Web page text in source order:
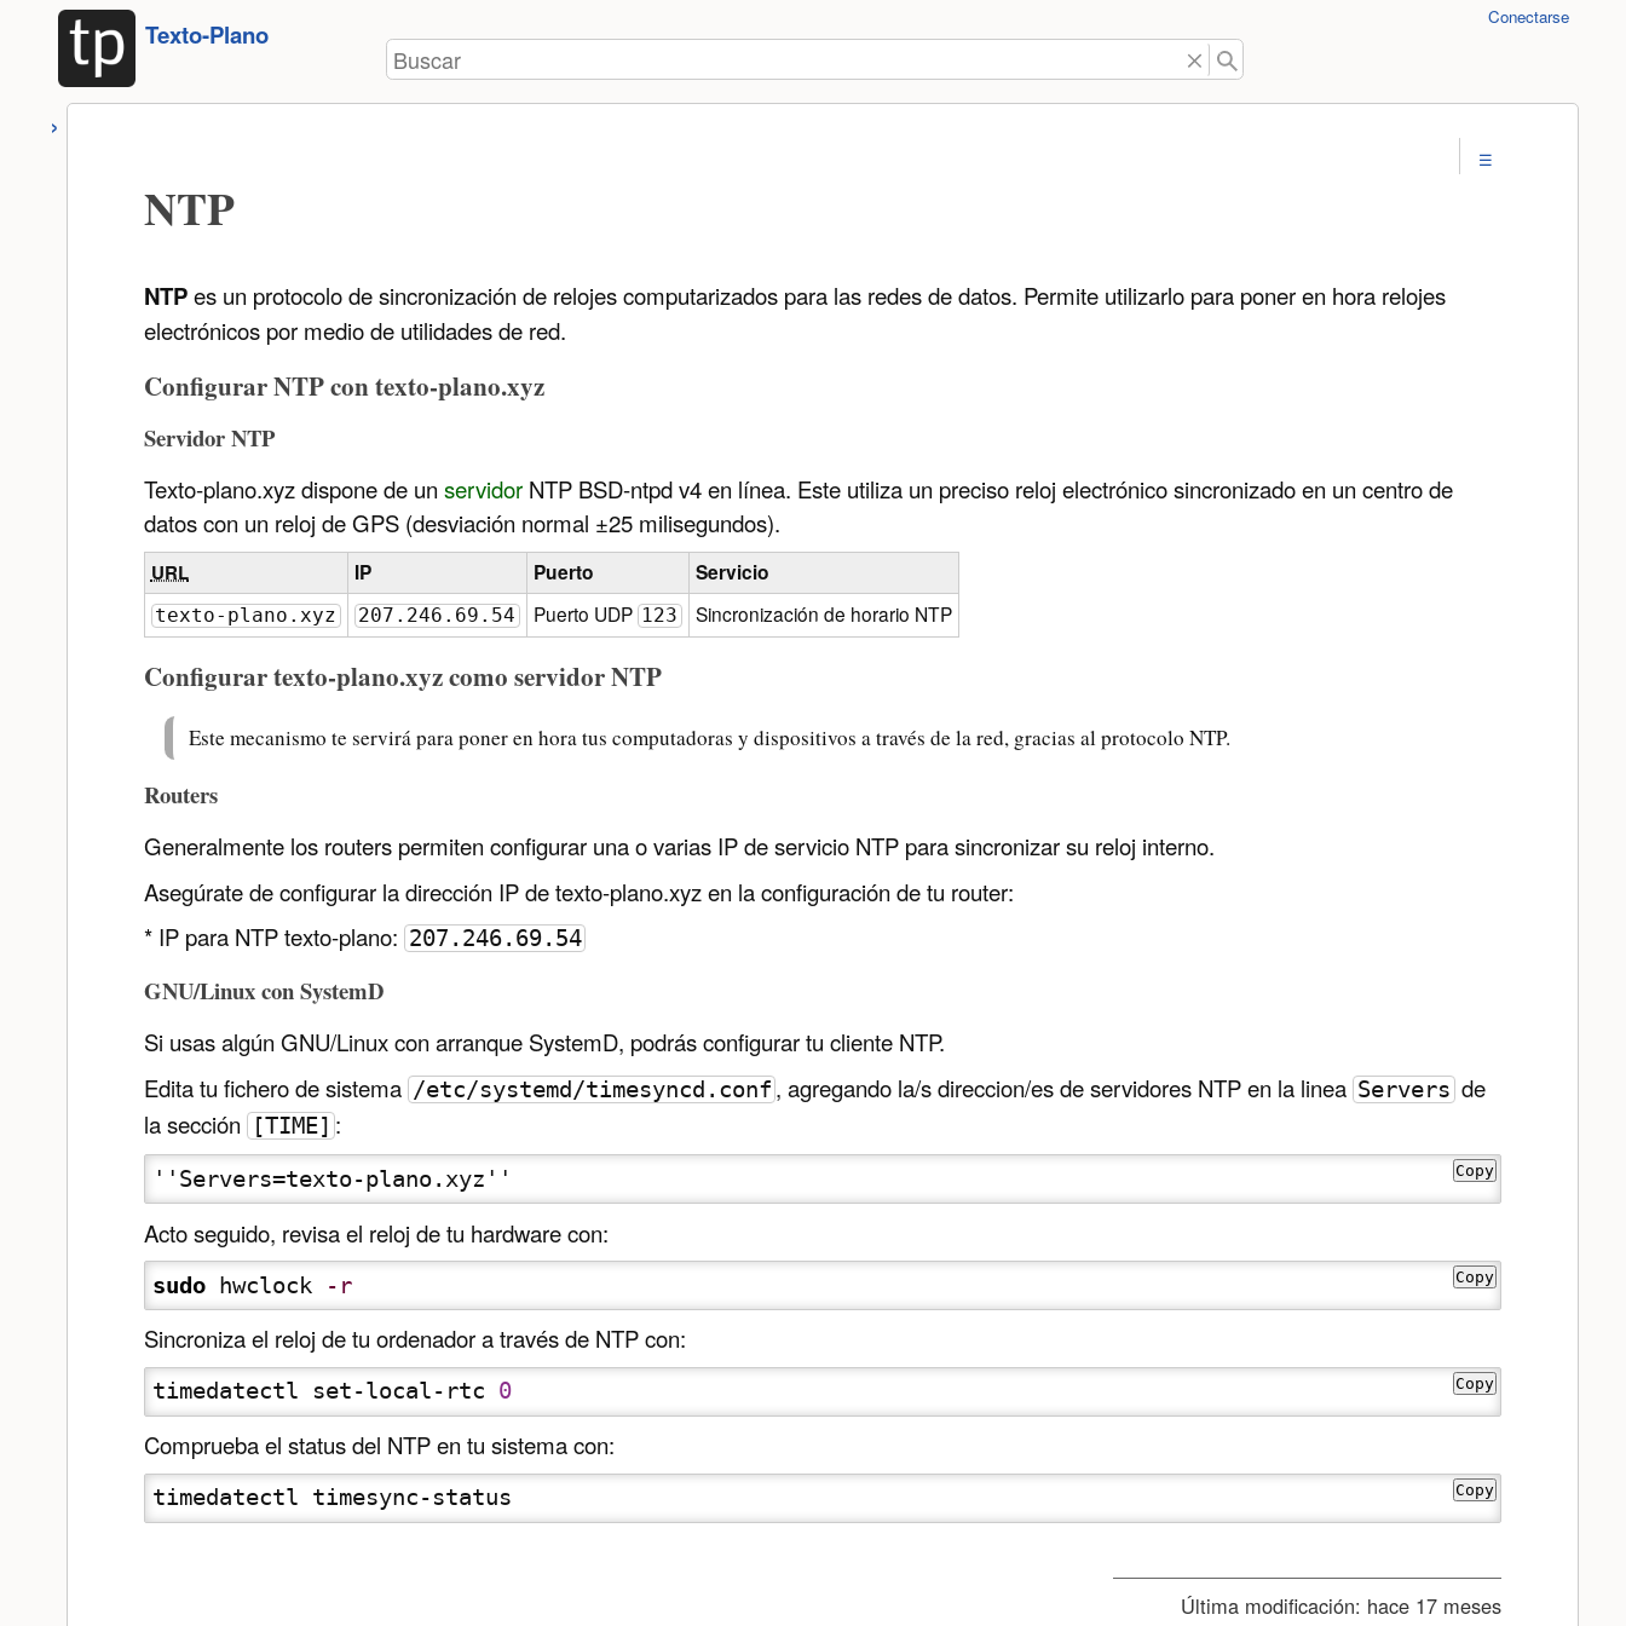
Saltar a
contenido
Texto-Plano
de
usuario
Conectarse
Buscar
NTP
NTPes un protocolo de sincronización de relojes computarizados para las redes de datos. Permite utilizarlo para poner en hora relojes
electrónicos por medio de utilidades de red.
Configurar NTP con texto-plano.xyz
Servidor NTP
Texto-plano.xyz dispone de unservidor NTP BSD-ntpd v4 en línea. Este utiliza un preciso reloj electrónico sincronizado en un centro de
datos con un reloj de GPS (desviación normal ±25 milisegundos).
URL IP Puerto Servicio
texto-plano.xyz 207.246.69.54 Puerto UDP 123 Sincronización de horario NTP
Configurar texto-plano.xyz como servidor NTP
Este mecanismo te servirá para poner en hora tus computadoras y dispositivos a través de la red, gracias al protocolo NTP.
Routers
Generalmente los routers permiten configurar una o varias IP de servicio NTP para sincronizar su reloj interno.
Asegúrate de configurar la dirección IP de texto-plano.xyz en la configuración de tu router:
* IP para NTP texto-plano: 207.246.69.54
GNU/Linux con SystemD
Si usas algún GNU/Linux con arranque SystemD, podrás configurar tu cliente NTP.
Edita tu fichero de sistema /etc/systemd/timesyncd.conf , agregando la/s direccion/es de servidores NTP en la linea Servers de
la sección [TIME] :
''Servers=texto-plano.xyz'' Copy
Acto seguido, revisa el reloj de tu hardware con:
sudo hwclock -r Copy
Sincroniza el reloj de tu ordenador a través de NTP con:
timedatectl set-local-rtc 0 Copy
Comprueba el status del NTP en tu sistema con:
timedatectl timesync-status Copy
Última modificación: hace 17 meses